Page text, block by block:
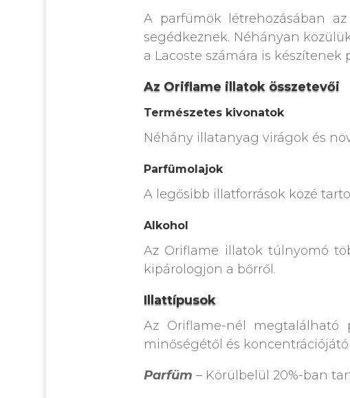
A parfümök létrehozásában
segédkeznek. Néhányan
a Lacoste számára is készítenek
Az Oriflame illatok összetevői
Természetes kivonatok
Néhány illatanyag virágok és
Parfümolajok
A legősibb illatforrások közé
Alkohol
Az Oriflame illatok túlnyomó
kipárologjon a bőrről.
Illattípusok
Az Oriflame-nél
minőségétől és
Parfüm – Körülbelül 20%-ban